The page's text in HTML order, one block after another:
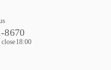
8670